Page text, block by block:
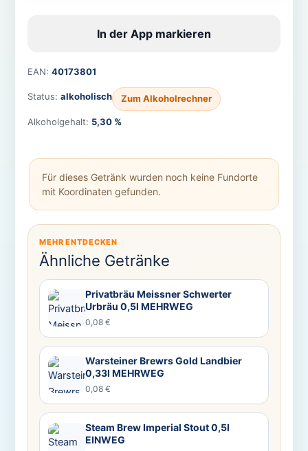
In der App markieren
EAN: 40173801
Status: alkoholisch Zum Alkoholrechner
Alkoholgehalt: 5,30 %
Für dieses Getränk wurden noch keine Fundorte
mit Koordinaten gefunden.
MEHR ENTDECKEN
Ähnliche Getränke
Privatbräu Meissner Schwerter
Urbräu 0,5l MEHRWEG
0,08 €
Warsteiner Brewrs Gold Landbier
0,33l MEHRWEG
0,08 €
Steam Brew Imperial Stout 0,5l
EINWEG